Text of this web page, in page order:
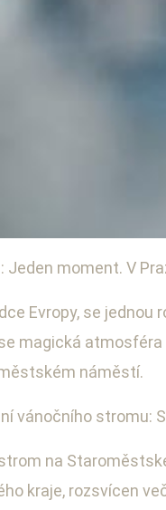
a turismus
září:
· 3 min čtení · Autor: Martin
Jeden moment. V
Evropy, se
magická
náměstí.
vánočního stromu:
na
kraje, rozsvícen